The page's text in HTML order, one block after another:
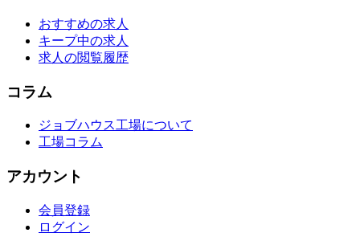
おすすめの求人
キープ中の求人
求人の閲覧履歴
コラム
ジョブハウス工場について
工場コラム
アカウント
会員登録
ログイン